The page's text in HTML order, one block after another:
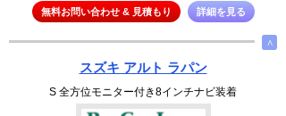
無料お問い合わせ & 見積もり 詳細を見る
∧
スズキ アルト ラパン
S 全方位モニター付き8インチナビ装着